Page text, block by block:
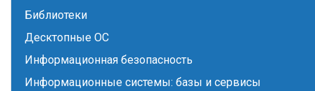
Библиотеки
Десктопные ОС
Информационная безопасность
Информационные системы: базы и сервисы